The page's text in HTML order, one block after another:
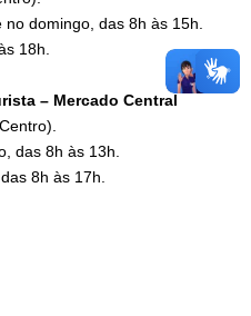
domingo, das 8h às 15h.
18h.
– Mercado Central
das 8h às 13h.
8h às 17h.